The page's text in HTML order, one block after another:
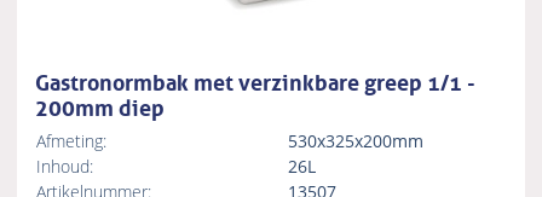
Gastronormbak met verzinkbare greep 1/1 -
200mm diep
Afmeting:
530x325x200mm
Inhoud:
26L
Artikelnummer:
13507